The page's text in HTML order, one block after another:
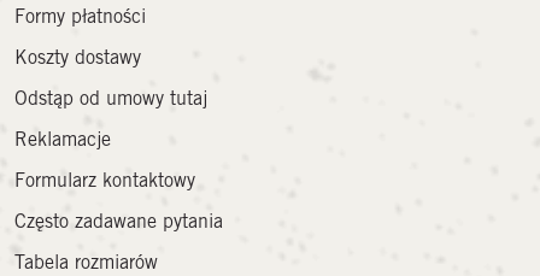
Formy płatności
Koszty dostawy
Odstąp od umowy tutaj
Reklamacje
Formularz kontaktowy
Często zadawane pytania
Tabela rozmiarów